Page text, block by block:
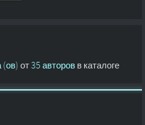
(ов) от35 авторов в каталоге